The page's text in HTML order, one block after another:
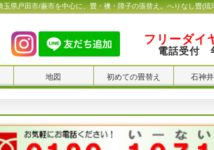
県戸田市/蕨市を中心に、畳・襖・障子の張替え。へりなし畳(琉
フリーダイ
電話受付
地図 初めての畳替え 石神